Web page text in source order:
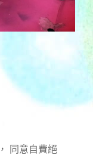
同意自費絕